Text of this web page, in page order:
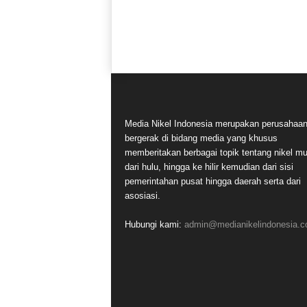
Media Nikel Indonesia merupakan
bergerak di bidang media yang khusus
memberitakan berbagai topik tentang nikel
dari hulu, hingga ke hilir kemudian dari sisi
pemerintahan pusat hingga daerah serta dari
asosiasi.
Hubungi kami: